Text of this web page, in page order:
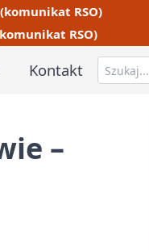
(komunikat RSO)
RSO)
Kontakt
–